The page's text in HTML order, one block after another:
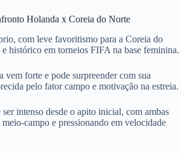
Holanda x Coreia do Norte
com leve favoritismo para a Coreia do
histórico em torneios FIFA na base feminina.
vem forte e pode surpreender com sua
pelo fator campo e motivação na estreia.
intenso desde o apito inicial, com ambas
campo e pressionando em velocidade